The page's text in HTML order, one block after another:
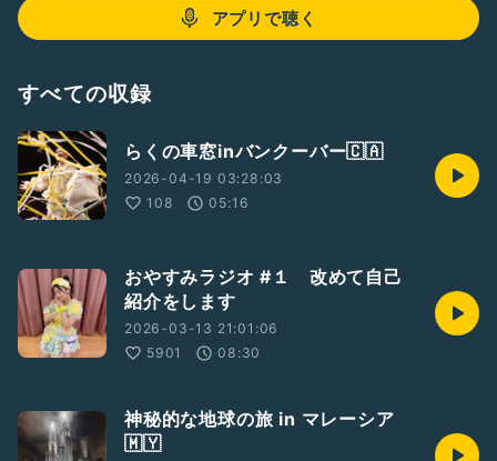
アプリで聴く
すべての収録
らくの車窓inバンクーバー🇨🇦
2026-04-19 03:28:03
108
05:16
おやすみラジオ #１ 改めて自己
紹介をします
2026-03-13 21:01:06
5901
08:30
神秘的な地球の旅 in マレーシア
🇲🇾